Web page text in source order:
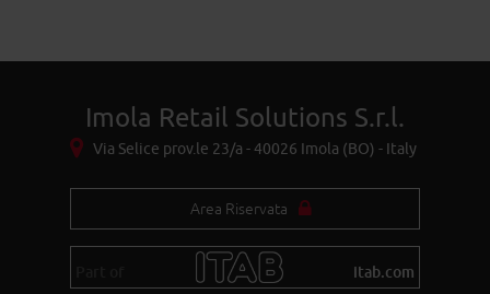
Imola Retail Solutions S.r.l.
Via Selice prov.le 23/a - 40026 Imola (BO) - Italy
Area Riservata
itab.com